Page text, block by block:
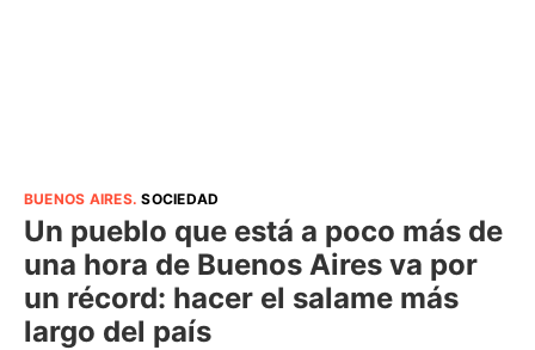
BUENOS AIRES.SOCIEDAD
Un pueblo que está a poco más de
una hora de Buenos Aires va por
un récord: hacer el salame más
largo del país